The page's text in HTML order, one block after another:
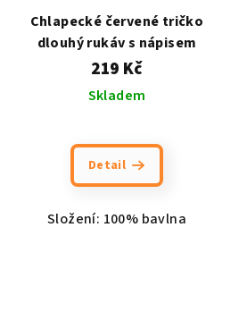
Chlapecké červené tričko
dlouhý rukáv s nápisem
219 Kč
Skladem
Detail
Složení: 100% bavlna